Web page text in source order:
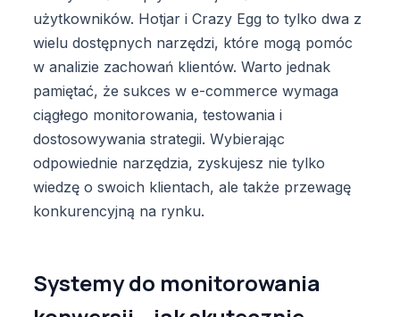
użytkowników. Hotjar i Crazy Egg to tylko dwa z
wielu dostępnych narzędzi, które mogą pomóc
w analizie zachowań klientów. Warto jednak
pamiętać, że sukces w e-commerce wymaga
ciągłego monitorowania, testowania i
dostosowywania strategii. Wybierając
odpowiednie narzędzia, zyskujesz nie tylko
wiedzę o swoich klientach, ale także przewagę
konkurencyjną na rynku.
Systemy do monitorowania